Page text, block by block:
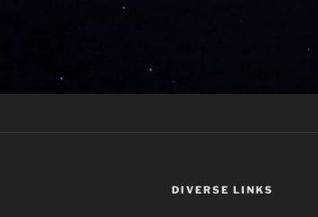
DIVERSE LINKS